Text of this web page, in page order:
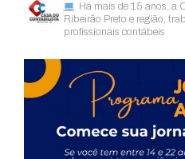
Há mais de 15 anos, a
Ribeirão Preto e região,
profissionais contábeis